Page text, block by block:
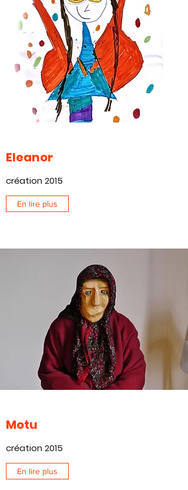
Eleanor
création 2015
En lire plus
Motu
création 2015
En lire plus